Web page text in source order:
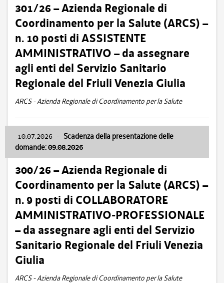
301/26 – Azienda Regionale di
Coordinamento per la Salute (ARCS) –
n. 10 posti di ASSISTENTE
AMMINISTRATIVO – da assegnare
agli enti del Servizio Sanitario
Regionale del Friuli Venezia Giulia
ARCS - Azienda Regionale di Coordinamento per la Salute
10.07.2026 - Scadenza della presentazione delle
domande: 09.08.2026
300/26 – Azienda Regionale di
Coordinamento per la Salute (ARCS) –
n. 9 posti di COLLABORATORE
AMMINISTRATIVO-PROFESSIONALE
– da assegnare agli enti del Servizio
Sanitario Regionale del Friuli Venezia
Giulia
ARCS - Azienda Regionale di Coordinamento per la Salute